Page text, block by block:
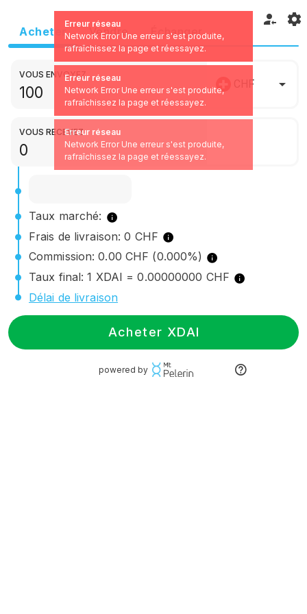
Erreur réseau
Network Error Une erreur s'est produite,
rafraîchissez la page et réessayez.
Erreur réseau
Network Error Une erreur s'est produite,
rafraîchissez la page et réessayez.
Erreur réseau
Network Error Une erreur s'est produite,
rafraîchissez la page et réessayez.
Acheter Vendre Échanger
VOUS ENVOYEZ
CHF
VOUS RECEVEZ
Taux marché:
Frais de livraison: 0 CHF
Commission: 0.00 CHF (0.000%)
Taux final: 1 XDAI = 0.00000000 CHF
Délai de livraison
Acheter XDAI
powered by